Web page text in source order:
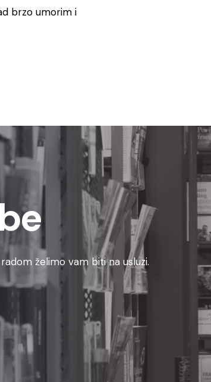
brzo umorim i
želimo vam biti na usluzi.